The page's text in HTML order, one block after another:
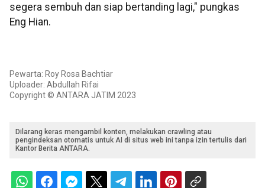
segera sembuh dan siap bertanding lagi," pungkas
Eng Hian.
Pewarta: Roy Rosa Bachtiar
Uploader: Abdullah Rifai
Copyright © ANTARA JATIM 2023
Dilarang keras mengambil konten, melakukan crawling atau
pengindeksan otomatis untuk AI di situs web ini tanpa izin tertulis dari
Kantor Berita ANTARA.